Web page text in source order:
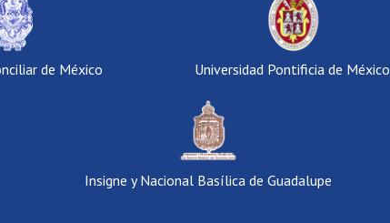
de México Universidad Pontificia de México
Insigne y Nacional Basílica de Guadalupe